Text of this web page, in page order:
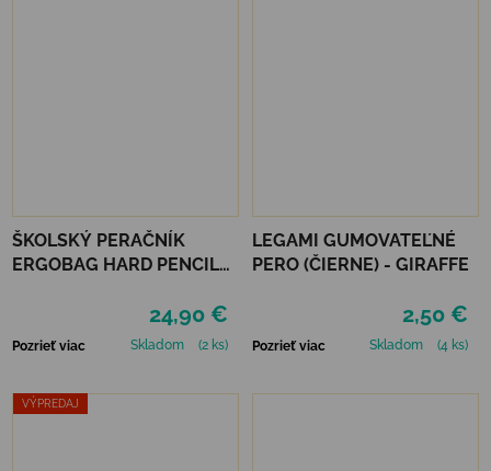
ŠKOLSKÝ PERAČNÍK
ERGOBAG HARD PENCIL
24,90 €
Pozrieť viac Skladom (2 ks)
LEGAMI GUMOVATEĽNÉ
PERO (ČIERNE) - GIRAFFE
2,50 €
Pozrieť viac Skladom (4 ks)
VÝPREDAJ